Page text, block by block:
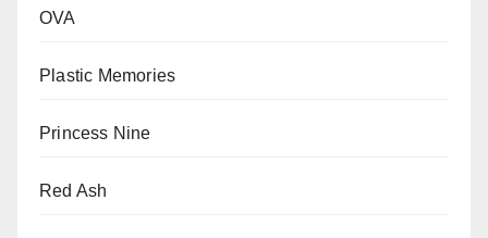
OVA
Plastic Memories
Princess Nine
Red Ash